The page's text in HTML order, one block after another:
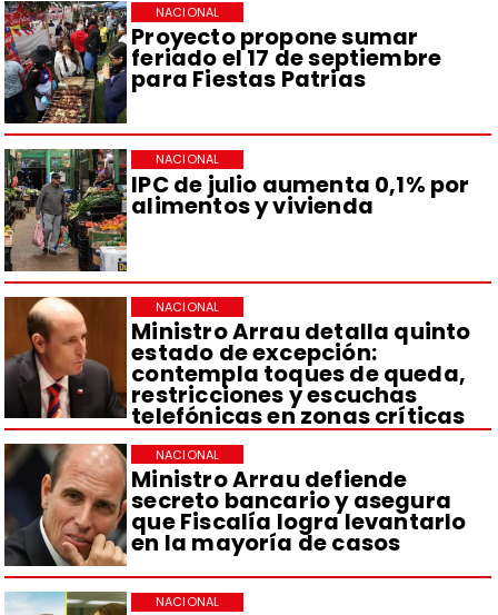
Proyecto propone sumar
feriado el 17 de septiembre
para Fiestas Patrias
NACIONAL
IPC de julio aumenta 0,1% por
alimentos y vivienda
NACIONAL
Ministro Arrau detalla quinto
estado de excepción:
contempla toques de queda,
restricciones y escuchas
telefónicas en zonas críticas
NACIONAL
Ministro Arrau defiende
secreto bancario y asegura
que Fiscalía logra levantarlo
en la mayoría de casos
NACIONAL
NACIONAL